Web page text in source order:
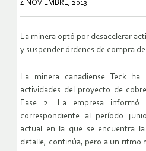
4 NOVIEMBRE, 2013
La minera optó por desacelerar
y suspender órdenes de compra
La minera canadiense Teck ha
actividades del proyecto de
Fase 2. La empresa informó
correspondiente al período
actual en la que se encuentra
detalle, continúa, pero a un ritmo